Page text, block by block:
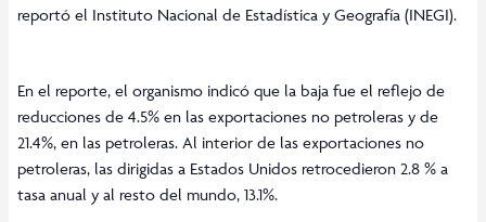
reportó el Instituto Nacional de Estadística y Geografía (INEGI).
En el reporte, el organismo indicó que la baja fue el reflejo de
reducciones de 4.5% en las exportaciones no petroleras y de
21.4%, en las petroleras. Al interior de las exportaciones no
petroleras, las dirigidas a Estados Unidos retrocedieron 2.8 % a
tasa anual y al resto del mundo, 13.1%.